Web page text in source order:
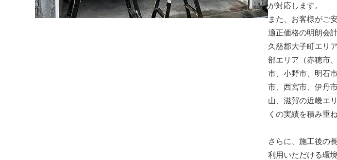
が対応します。
また、お客様がご
適正価格の明朗会
久慈郡大子町エリ
部エリア（赤穂市
市、小野市、明石
市、西宮市、伊丹
山、滋賀の近畿エ
くの実績を積み重
さらに、施工後の
利用いただける環